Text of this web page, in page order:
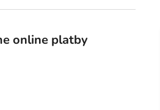
online platby